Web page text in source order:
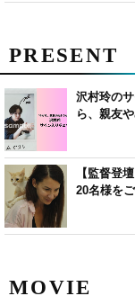
MOVIE
PRESENT
沢村玲の
ら、親友
【監督登
20名様をご